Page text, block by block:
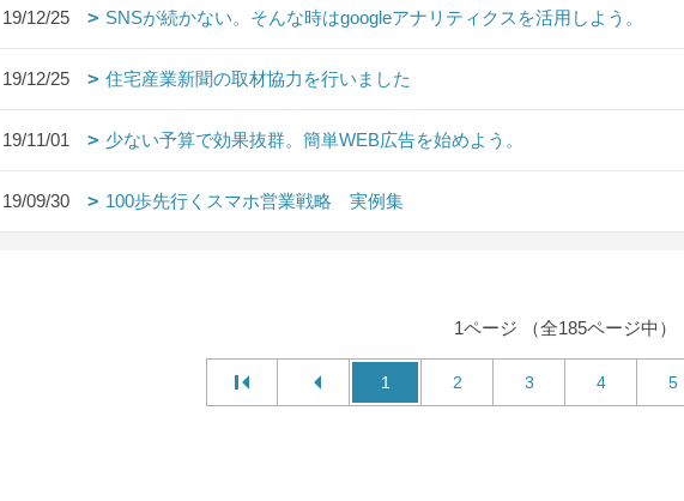
19/12/25 SNSが続かない。そんな時はgoogleアナリティクスを活用しよう。
19/12/25 住宅産業新聞の取材協力を行いました
19/11/01 少ない予算で効果抜群。簡単WEB広告を始めよう。
19/09/30 100歩先行くスマホ営業戦略 実例集
1ページ （全185ページ中）
1 2 3 4 5